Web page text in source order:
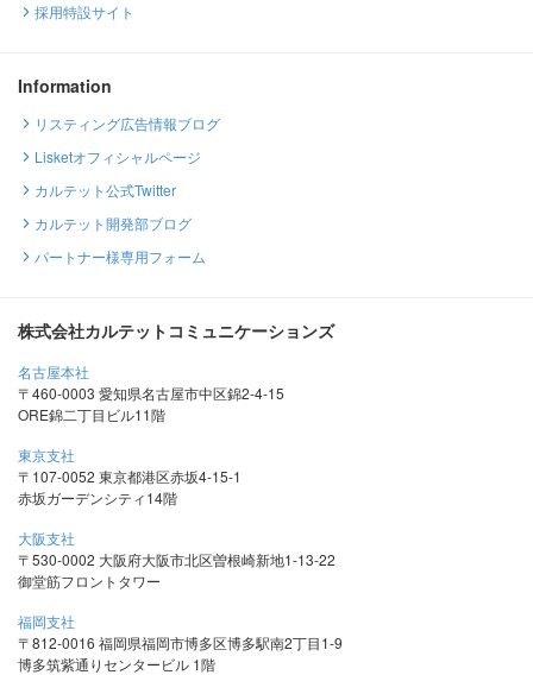
採用特設サイト
Information
リスティング広告情報ブログ
Lisketオフィシャルページ
カルテット公式Twitter
カルテット開発部ブログ
パートナー様専用フォーム
株式会社カルテットコミュニケーションズ
名古屋本社
〒460-0003 愛知県名古屋市中区錦2-4-15
ORE錦二丁目ビル11階
東京支社
〒107-0052 東京都港区赤坂4-15-1
赤坂ガーデンシティ14階
大阪支社
〒530-0002 大阪府大阪市北区曽根崎新地1-13-22
御堂筋フロントタワー
福岡支社
〒812-0016 福岡県福岡市博多区博多駅南2丁目1-9
博多筑紫通りセンタービル 1階